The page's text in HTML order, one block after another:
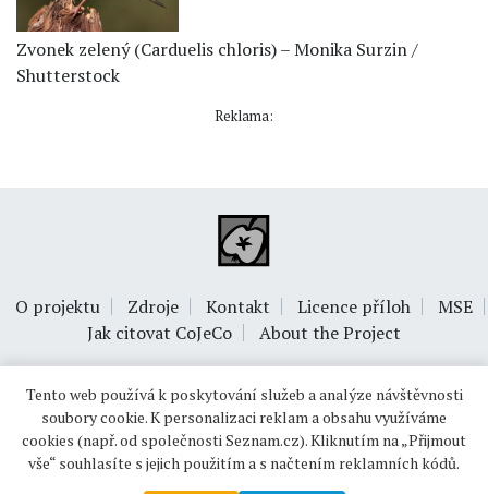
Zvonek zelený (Carduelis chloris) – Monika Surzin /
Shutterstock
Reklama:
O projektu Zdroje Kontakt Licence příloh
MSE
Jak citovat CoJeCo
About the Project
© 1999-2026OPTIMUS s.r.o.
Tento web používá k poskytování služeb a analýze návštěvnosti
soubory cookie. K personalizaci reklam a obsahu využíváme
cookies (např. od společnosti Seznam.cz). Kliknutím na „Přijmout
vše“ souhlasíte s jejich použitím a s načtením reklamních kódů.